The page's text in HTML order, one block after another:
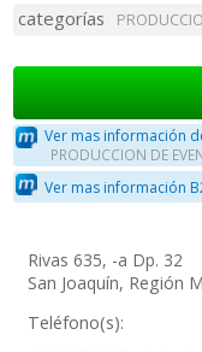
categorías
Ver mas información
PRODUCCION DE
Ver mas información
Rivas 635, -a Dp. 32
San Joaquín, Región
Teléfono(s):